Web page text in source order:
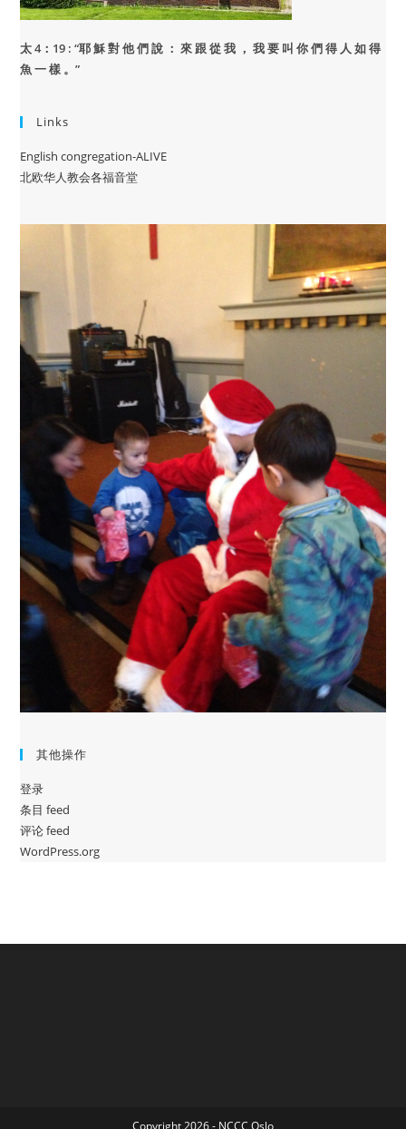
太 4：19 : “耶 穌 對 他 們 說 ： 來 跟 從 我 ， 我 要 叫 你 們 得 人 如 得
魚 一 樣 。”
Links
English congregation-ALIVE
北欧华人教会各福音堂
其他操作
登录
条目 feed
评论 feed
WordPress.org
Copyright 2026 - NCCC Oslo